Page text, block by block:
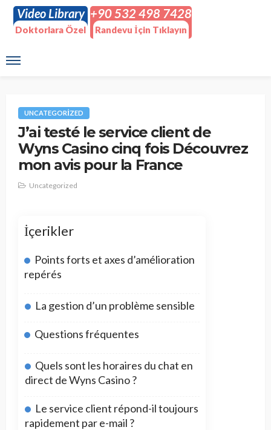
Video Library
Doktorlara Özel
+90 532 498 7428
Randevu İçin Tıklayın
UNCATEGORIZED
J’ai testé le service client de
Wyns Casino cinq fois Découvrez
mon avis pour la France
Uncategorized
İçerikler
Points forts et axes d’amélioration
repérés
La gestion d’un problème sensible
Questions fréquentes
Quels sont les horaires du chat en
direct de Wyns Casino ?
Le service client répond-il toujours
rapidement par e-mail ?